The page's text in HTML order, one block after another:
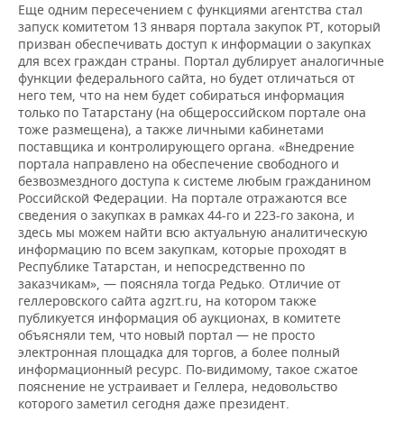
Еще одним пересечением с функциями агентства стал
запуск комитетом 13 января портала закупок РТ, который
призван обеспечивать доступ к информации о закупках
для всех граждан страны. Портал дублирует аналогичные
функции федерального сайта, но будет отличаться от
него тем, что на нем будет собираться информация
только по Татарстану (на общероссийском портале она
тоже размещена), а также личными кабинетами
поставщика и контролирующего органа. «Внедрение
портала направлено на обеспечение свободного и
безвозмездного доступа к системе любым гражданином
Российской Федерации. На портале отражаются все
сведения о закупках в рамках 44-го и 223-го закона, и
здесь мы можем найти всю актуальную аналитическую
информацию по всем закупкам, которые проходят в
Республике Татарстан, и непосредственно по
заказчикам», — поясняла тогда Редько. Отличие от
геллеровского сайта agzrt.ru, на котором также
публикуется информация об аукционах, в комитете
объясняли тем, что новый портал — не просто
электронная площадка для торгов, а более полный
информационный ресурс. По-видимому, такое сжатое
пояснение не устраивает и Геллера, недовольство
которого заметил сегодня даже президент.